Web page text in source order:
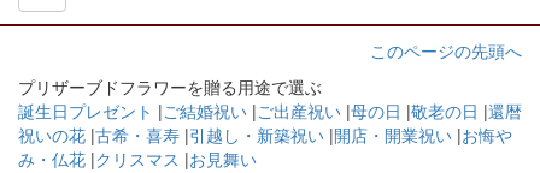
このページの先頭へ
プリザーブドフラワーを贈る用途で選ぶ
誕生日プレゼント |ご結婚祝い |ご出産祝い |母の日 |敬老の日 |還暦
祝いの花 |古希・喜寿 |引越し・新築祝い |開店・開業祝い |お悔や
み・仏花 |クリスマス |お見舞い